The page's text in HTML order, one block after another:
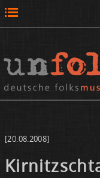
[20.08.2008]